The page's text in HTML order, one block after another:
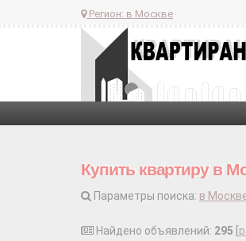
Регион: в Москве
Купить квартиру в
Параметры поиска: в
Найдено объявлений: 295